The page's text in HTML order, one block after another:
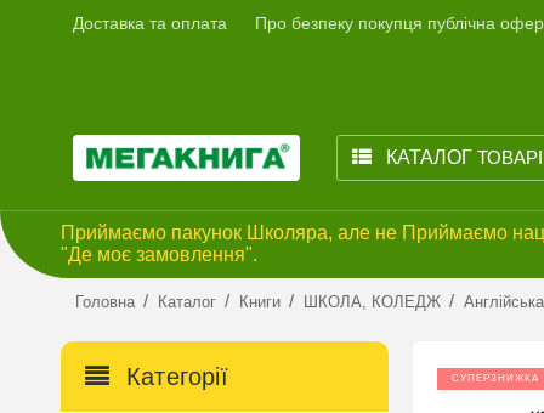
Доставка та оплата Про безпеку покупця публічна
КАТАЛОГ
Приймаємо пакунок Школяра, але не Приймаємо
"Де моє замовлення".
Головна / Каталог / Книги / ШКОЛА, КОЛЕДЖ /
Категорії СУПЕРЗНИЖКА